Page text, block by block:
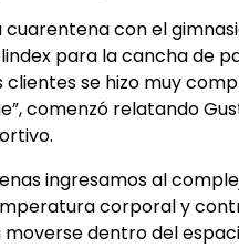
con el
para la cancha de
se hizo muy
comenzó relatando
ingresamos al
corporal y
dentro del